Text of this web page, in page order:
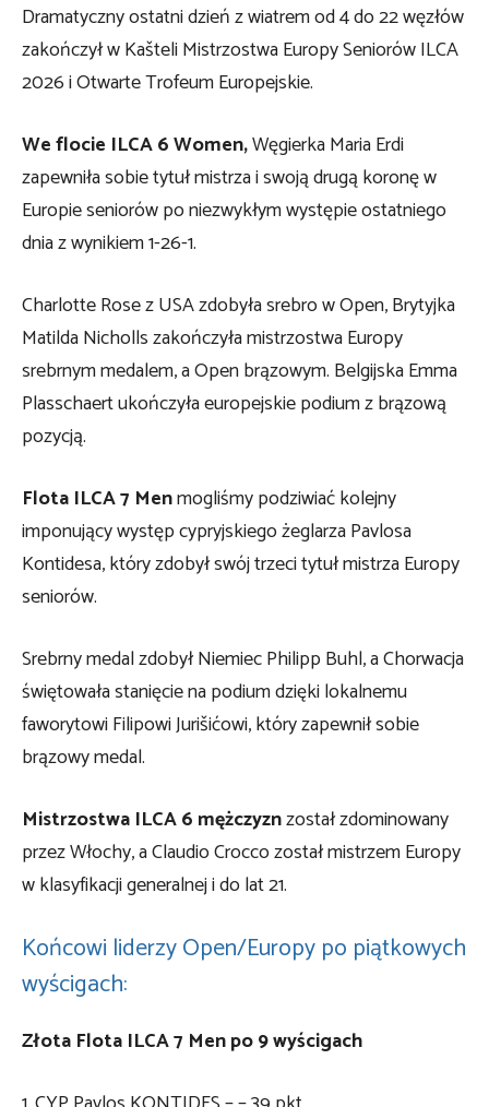
Dramatyczny ostatni dzień z wiatrem od 4 do 22 węzłów
zakończył w Kašteli Mistrzostwa Europy Seniorów ILCA
2026 i Otwarte Trofeum Europejskie.
We flocie ILCA 6 Women,Węgierka Maria Erdi
zapewniła sobie tytuł mistrza i swoją drugą koronę w
Europie seniorów po niezwykłym występie ostatniego
dnia z wynikiem 1-26-1.
Charlotte Rose z USA zdobyła srebro w Open, Brytyjka
Matilda Nicholls zakończyła mistrzostwa Europy
srebrnym medalem, a Open brązowym. Belgijska Emma
Plasschaert ukończyła europejskie podium z brązową
pozycją.
Flota ILCA 7 Menmogliśmy podziwiać kolejny
imponujący występ cypryjskiego żeglarza Pavlosa
Kontidesa, który zdobył swój trzeci tytuł mistrza Europy
seniorów.
Srebrny medal zdobył Niemiec Philipp Buhl, a Chorwacja
świętowała stanięcie na podium dzięki lokalnemu
faworytowi Filipowi Jurišićowi, który zapewnił sobie
brązowy medal.
Mistrzostwa ILCA 6 mężczyznzostał zdominowany
przez Włochy, a Claudio Crocco został mistrzem Europy
w klasyfikacji generalnej i do lat 21.
Końcowi liderzy Open/Europy po piątkowych
wyścigach:
Złota Flota ILCA 7 Men po 9 wyścigach